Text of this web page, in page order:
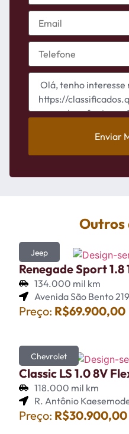
Enviar
Outros
Jeep
Renegade Sport 1.8
134.000 mil km
Avenida São Bento
Preço: R$69.900,00
Chevrolet
Classic LS 1.0 8V
118.000 mil km
R. Antônio
Preço: R$30.900,00